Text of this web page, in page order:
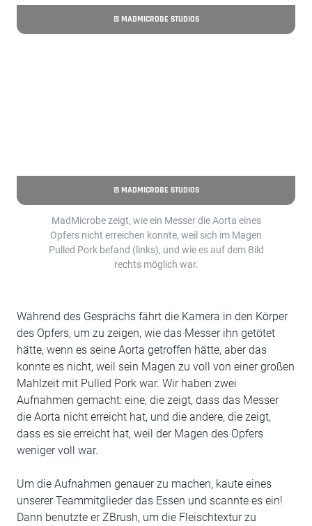
© MADMICROBE STUDIOS
© MADMICROBE STUDIOS
MadMicrobe zeigt, wie ein Messer die Aorta eines
Opfers nicht erreichen konnte, weil sich im Magen
Pulled Pork befand (links), und wie es auf dem Bild
rechts möglich war.
Während des Gesprächs fährt die Kamera in den Körper
des Opfers, um zu zeigen, wie das Messer ihn getötet
hätte, wenn es seine Aorta getroffen hätte, aber das
konnte es nicht, weil sein Magen zu voll von einer großen
Mahlzeit mit Pulled Pork war. Wir haben zwei
Aufnahmen gemacht: eine, die zeigt, dass das Messer
die Aorta nicht erreicht hat, und die andere, die zeigt,
dass es sie erreicht hat, weil der Magen des Opfers
weniger voll war.
Um die Aufnahmen genauer zu machen, kaute eines
unserer Teammitglieder das Essen und scannte es ein!
Dann benutzte er ZBrush, um die Fleischtextur zu